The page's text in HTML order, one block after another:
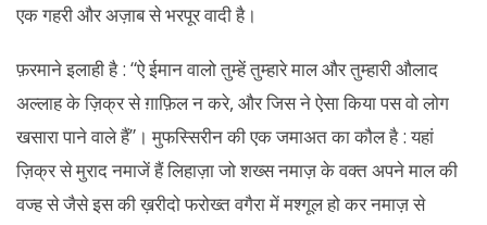
एक गहरी और अज़ाब से भरपूर वादी है।
फ़रमाने इलाही है : “ऐ ईमान वालो तुम्हें तुम्हारे माल और तुम्हारी औलाद
अल्लाह के ज़िक्र से ग़ाफ़िल न करे, और जिस ने ऐसा किया पस वो लोग
खसारा पाने वाले हैं”। मुफस्सिरीन की एक जमाअत का कौल है : यहां
ज़िक्र से मुराद नमाजें हैं लिहाज़ा जो शख्स नमाज़ के वक्त अपने माल की
वज्ह से जैसे इस की ख़रीदो फरोख्त वगैरा में मश्गूल हो कर नमाज़ से